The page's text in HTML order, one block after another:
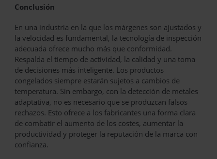
Conclusión
En una industria en la que los márgenes son ajustados y
la velocidad es fundamental, la tecnología de inspección
adecuada ofrece mucho más que conformidad.
Respalda el tiempo de actividad, la calidad y una toma
de decisiones más inteligente. Los productos
congelados siempre estarán sujetos a cambios de
temperatura. Sin embargo, con la detección de metales
adaptativa, no es necesario que se produzcan falsos
rechazos. Esto ofrece a los fabricantes una forma clara
de combatir el aumento de los costes, aumentar la
productividad y proteger la reputación de la marca con
confianza.